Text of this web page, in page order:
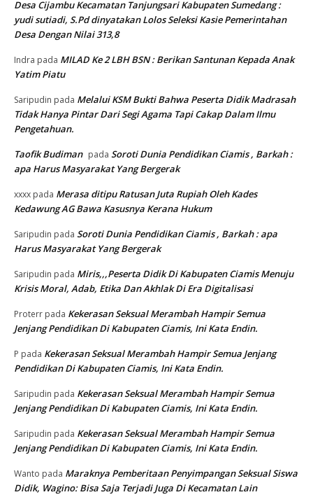
Desa Cijambu Kecamatan Tanjungsari Kabupaten Sumedang :
yudi sutiadi, S.Pd dinyatakan Lolos Seleksi Kasie Pemerintahan
Desa Dengan Nilai 313,8
Indra pada MILAD Ke 2 LBH BSN : Berikan Santunan Kepada Anak
Yatim Piatu
Saripudin pada Melalui KSM Bukti Bahwa Peserta Didik Madrasah
Tidak Hanya Pintar Dari Segi Agama Tapi Cakap Dalam Ilmu
Pengetahuan.
Taofik Budiman pada Soroti Dunia Pendidikan Ciamis , Barkah :
apa Harus Masyarakat Yang Bergerak
xxxx pada Merasa ditipu Ratusan Juta Rupiah Oleh Kades
Kedawung AG Bawa Kasusnya Kerana Hukum
Saripudin pada Soroti Dunia Pendidikan Ciamis , Barkah : apa
Harus Masyarakat Yang Bergerak
Saripudin pada Miris,,,Peserta Didik Di Kabupaten Ciamis Menuju
Krisis Moral, Adab, Etika Dan Akhlak Di Era Digitalisasi
Proterr pada Kekerasan Seksual Merambah Hampir Semua
Jenjang Pendidikan Di Kabupaten Ciamis, Ini Kata Endin.
P pada Kekerasan Seksual Merambah Hampir Semua Jenjang
Pendidikan Di Kabupaten Ciamis, Ini Kata Endin.
Saripudin pada Kekerasan Seksual Merambah Hampir Semua
Jenjang Pendidikan Di Kabupaten Ciamis, Ini Kata Endin.
Saripudin pada Kekerasan Seksual Merambah Hampir Semua
Jenjang Pendidikan Di Kabupaten Ciamis, Ini Kata Endin.
Wanto pada Maraknya Pemberitaan Penyimpangan Seksual Siswa
Didik, Wagino: Bisa Saja Terjadi Juga Di Kecamatan Lain